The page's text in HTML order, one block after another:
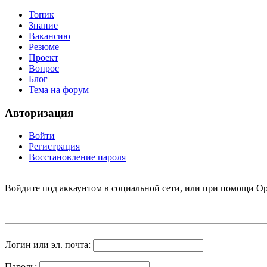
Топик
Знание
Вакансию
Резюме
Проект
Вопрос
Блог
Тема на форум
Авторизация
Войти
Регистрация
Восстановление пароля
Войдите под аккаунтом в социальной сети, или при помощи
Логин или эл. почта: